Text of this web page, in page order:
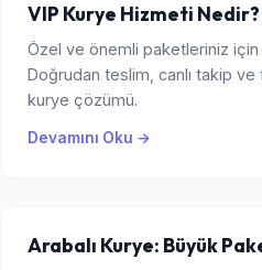
VIP Kurye Hizmeti Nedir?
Özel ve önemli paketleriniz
Doğrudan teslim, canlı takip
kurye çözümü.
Devamını Oku →
Arabalı Kurye: Büyük